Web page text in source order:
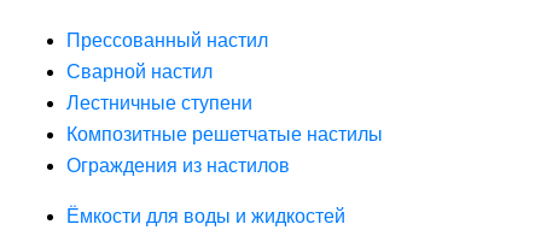
Прессованный настил
Сварной настил
Лестничные ступени
Композитные решетчатые настилы
Ограждения из настилов
Ёмкости для воды и жидкостей